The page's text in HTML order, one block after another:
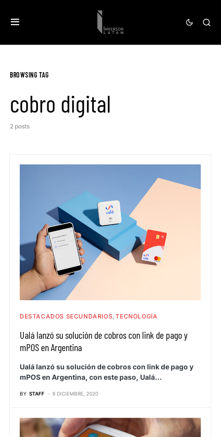
BROWSING TAG
cobro digital
2 posts
DESTACADOS SECUNDARIOS TECNOLOGÍA
Ualá lanzó su solución de cobros con link de pago y
mPOS en Argentina
Ualá lanzó su solución de cobros con link de pago y
mPOS en Argentina, con este paso, Ualá…
BY STAFF 9 DICIEMBRE, 2020